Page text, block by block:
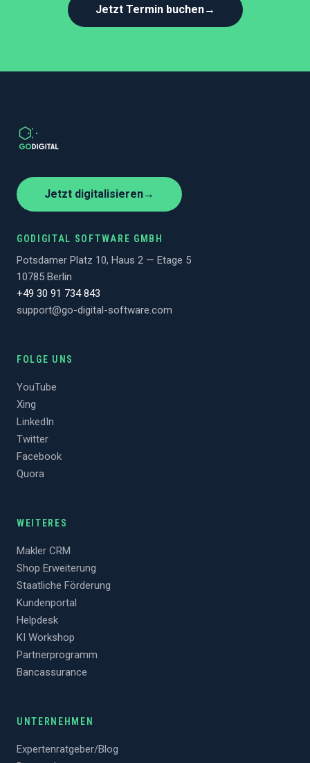
Jetzt Termin buchen→
Jetzt digitalisieren→
GODIGITAL SOFTWARE GMBH
Potsdamer Platz 10, Haus 2 — Etage 5
10785 Berlin
+49 30 91 734 843
support@go-digital-software.com
FOLGE UNS
YouTube
Xing
LinkedIn
Twitter
Facebook
Quora
WEITERES
Makler CRM
Shop Erweiterung
Staatliche Förderung
Kundenportal
Helpdesk
KI Workshop
Partnerprogramm
Bancassurance
UNTERNEHMEN
Expertenratgeber/Blog